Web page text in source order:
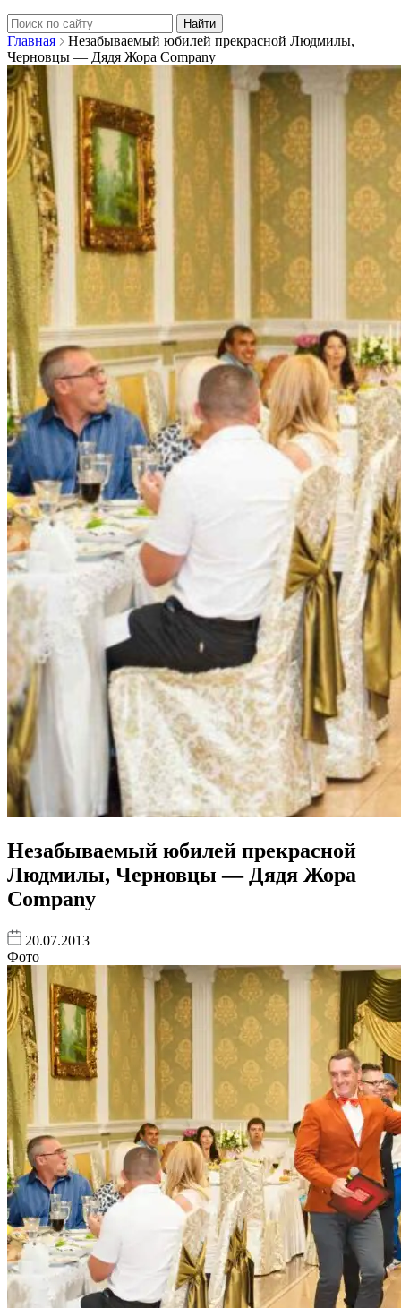
Найти:
Главная
Незабываемый юбилей прекрасной Людмилы,
Черновцы — Дядя Жора Company
Незабываемый юбилей прекрасной
Людмилы, Черновцы — Дядя Жора
Company
20.07.2013
Фото